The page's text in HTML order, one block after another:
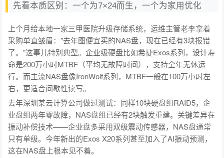
先看本质区别：一个为7×24而生，一个为家用优化
上个月给本地一家三甲医院升级存储系统，运维主管老李拿着
采购单直皱眉："去年图便宜买的NAS盘，现在已经有3块报错
了。"这事儿特别典型。企业级硬盘比如希捷Exos系列，设计寿
命是200万小时MTBF（平均无故障时间），支持全年无休运
行。而主流NAS盘像IronWolf系列，MTBF一般在100万小时左
右，更适合间歇性读写。
去年深圳某云计算公司做过测试：同样10块硬盘组RAID5，企
业盘组两年零故障，NAS盘组已经有2块触发重建。关键差异在
振动补偿技术——企业盘多采用双级震动传感器，NAS盘通常
只有单级。今年新出的Exos X20系列甚至加入了AI振动预测，
这在NAS盘上根本见不着。